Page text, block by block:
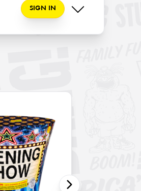
SIGN IN